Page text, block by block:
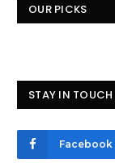
OUR PICKS
STAY IN TOUCH
Facebook